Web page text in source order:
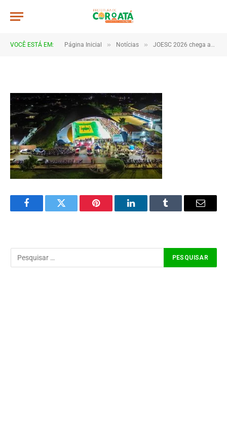
VOCÊ ESTÁ EM: Página Inicial » Notícias » JOESC 2026 chega ao fim após dias de emoção, talento e espírito esportivo em Coroatá
DCIM100MEDIADJI_0793.JPG
FacebookTwitter Pinterest LinkedInTumblr Email